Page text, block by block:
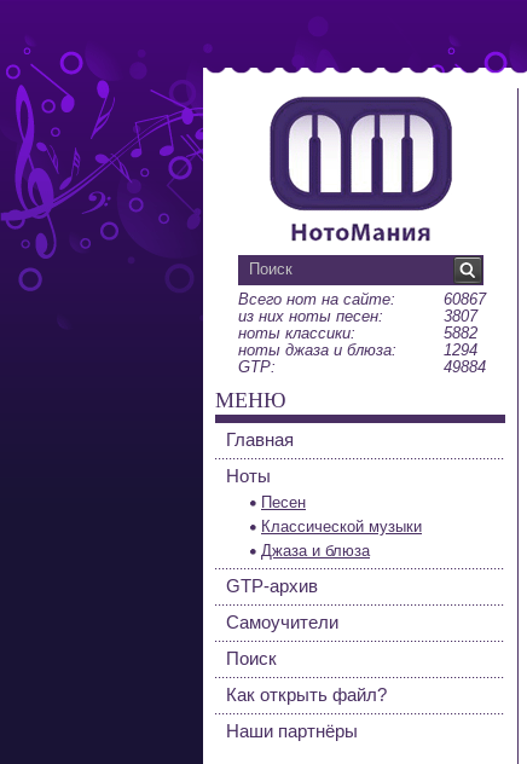
Всего нот на сайте:
60867
из них ноты песен:
3807
ноты классики:
5882
ноты джаза и блюза:
1294
GTP:
49884
МЕНЮ
Главная
Ноты
Песен
Классической музыки
Джаза и блюза
GTP-архив
Самоучители
Поиск
Как открыть файл?
Наши партнёры